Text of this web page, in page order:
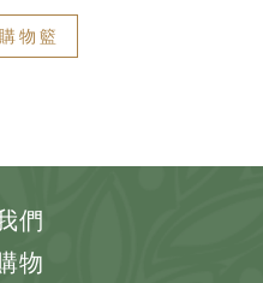
物籃
們
物